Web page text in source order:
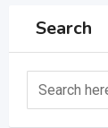
Search